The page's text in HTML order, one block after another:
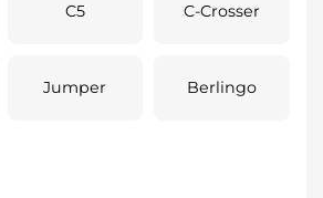
C5 C-Crosser
Jumper Berlingo